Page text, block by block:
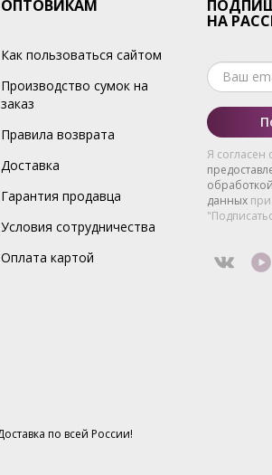
ОПТОВИКАМ
Как пользоваться сайтом
Производство сумок на
заказ
Правила возврата
Доставка
Гарантия продавца
Условия сотрудничества
Оплата картой
НА
Я согласен с
данныхпри
по всей России!